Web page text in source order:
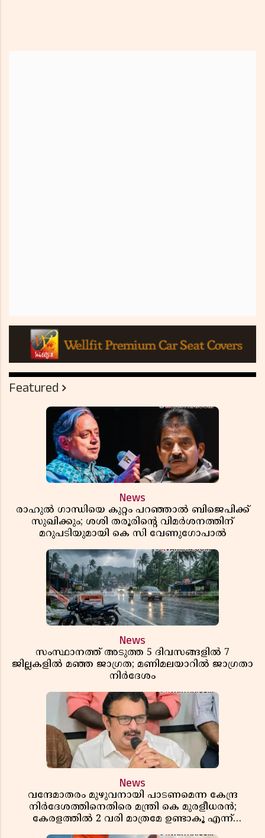
Featured
News
രാഹുൽ ഗാന്ധിയെ കുറ്റം പറഞ്ഞാൽ ബിജെപിക്ക്
സുഖിക്കും; ശശി തരൂരിന്റെ വിമർശനത്തിന്
മറുപടിയുമായി കെ സി വേണുഗോപാൽ
News
സംസ്ഥാനത്ത് അടുത്ത 5 ദിവസങ്ങളിൽ 7
ജില്ലകളിൽ മഞ്ഞ ജാഗ്രത; മണിമലയാറിൽ ജാഗ്രതാ
നിർദേശം
News
വന്ദേമാതരം മുഴുവനായി പാടണമെന്ന കേന്ദ്ര
നിർദേശത്തിനെതിരെ മന്ത്രി കെ മുരളീധരൻ;
കേരളത്തിൽ 2 വരി മാത്രമേ ഉണ്ടാകൂ എന്ന്